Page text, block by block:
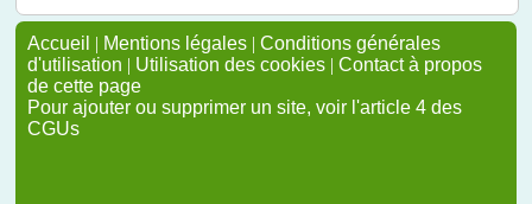
Accueil | Mentions légales | Conditions générales
d'utilisation | Utilisation des cookies | Contact à propos
de cette page
Pour ajouter ou supprimer un site, voir l'article 4 des
CGUs